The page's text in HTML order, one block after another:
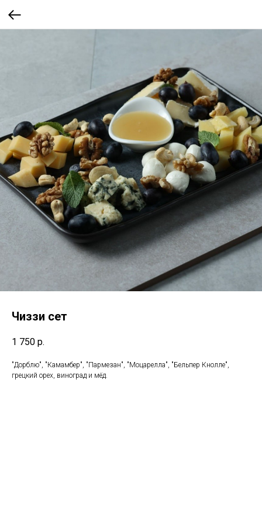
Чиззи сет
1 750 р.
"Дорблю", "Камамбер", "Пармезан", "Моцарелла", "Бельпер Кнолле",
грецкий орех, виноград и мёд.